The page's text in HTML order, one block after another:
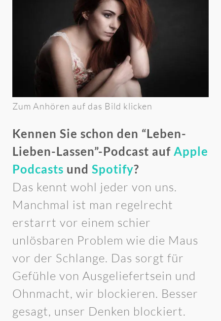
Zum Anhören auf das Bild klicken
Kennen Sie schon den “Leben-
Lieben-Lassen”-Podcast auf Apple
Podcasts und Spotify?
Das kennt wohl jeder von uns.
Manchmal ist man regelrecht
erstarrt vor einem schier
unlösbaren Problem wie die Maus
vor der Schlange. Das sorgt für
Gefühle von Ausgeliefertsein und
Ohnmacht, wir blockieren. Besser
gesagt, unser Denken blockiert.